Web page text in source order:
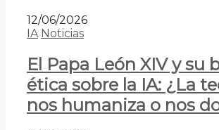
12/06/2026
IA Noticias
El Papa León XIV y su
ética sobre la IA: ¿La
nos humaniza o nos